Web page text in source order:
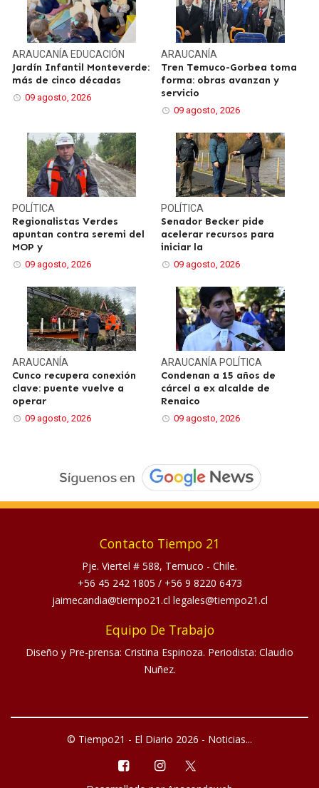
ARAUCANÍAEDUCACIÓN
Jardín Infantil Monteverde:
más de cinco décadas
09 agosto, 2026
ARAUCANÍA
Tren Temuco-Gorbea toma
forma: obras avanzan y
servicio
09 agosto, 2026
POLÍTICA
Regionalistas Verdes
apuntan contra seremi del
MOP y
09 agosto, 2026
POLÍTICA
Senador Becker pide
acelerar recursos para
iniciar la
09 agosto, 2026
ARAUCANÍA
Cunco recupera conexión
clave: puente vuelve a
operar
09 agosto, 2026
ARAUCANÍA POLÍTICA
Condenan a 15 años de
cárcel a ex alcalde de
Renaico
09 agosto, 2026
Contacto Tiempo 21
Pje. Viertel # 588, Temuco - Chile.
+56 45 242 1805 / +56 9 8220 6473
jaimecandia@tiempo21.cl legales@tiempo21.cl
Equipo De Trabajo
Diseño y Pre-prensa: Cristina Espinoza. Periodista: Claudio
Nuñez.
© Tiempo21 - El Diario 2026 - Noticias...